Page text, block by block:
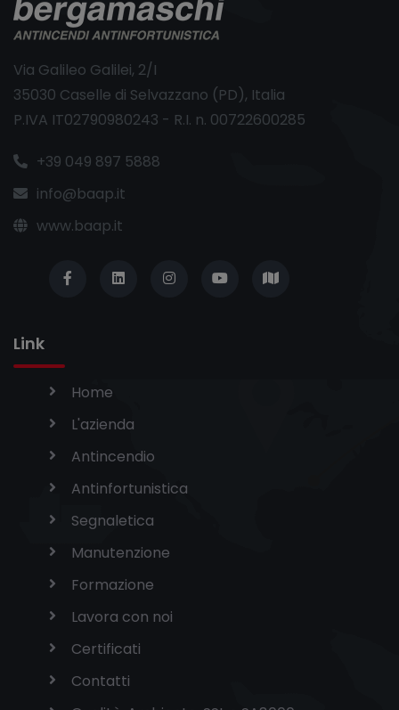
Via Galileo Galilei, 2/I
35030 Caselle di Selvazzano (PD), Italia
P.IVA IT02790980243 - R.I. n. 00722600285
+39 049 897 5888
info@baap.it
www.baap.it
Link
Home
L'azienda
Antincendio
Antinfortunistica
Segnaletica
Manutenzione
Formazione
Lavora con noi
Certificati
Contatti